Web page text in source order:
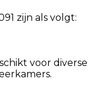
zijn als volgt:
voor diverse